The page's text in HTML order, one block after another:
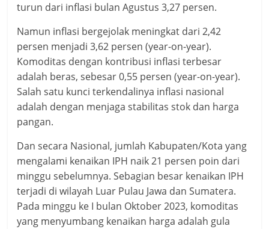
turun dari inflasi bulan Agustus 3,27 persen.
Namun inflasi bergejolak meningkat dari 2,42
persen menjadi 3,62 persen (year-on-year).
Komoditas dengan kontribusi inflasi terbesar
adalah beras, sebesar 0,55 persen (year-on-year).
Salah satu kunci terkendalinya inflasi nasional
adalah dengan menjaga stabilitas stok dan harga
pangan.
Dan secara Nasional, jumlah Kabupaten/Kota yang
mengalami kenaikan IPH naik 21 persen poin dari
minggu sebelumnya. Sebagian besar kenaikan IPH
terjadi di wilayah Luar Pulau Jawa dan Sumatera.
Pada minggu ke I bulan Oktober 2023, komoditas
yang menyumbang kenaikan harga adalah gula